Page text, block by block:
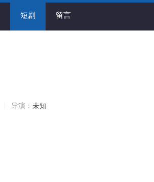
短剧 留言
导演： 未知